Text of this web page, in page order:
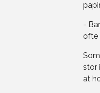
-
ofte
stor
at